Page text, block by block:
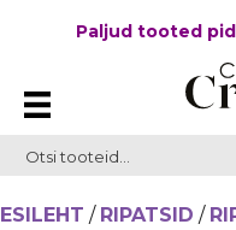
Paljud tooted
ESILEHT / RIPATSID /